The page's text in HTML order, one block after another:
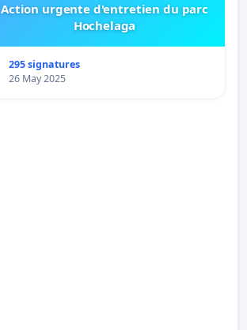
Action urgente d'entretien du parc
Hochelaga
295 signatures
26 May 2025